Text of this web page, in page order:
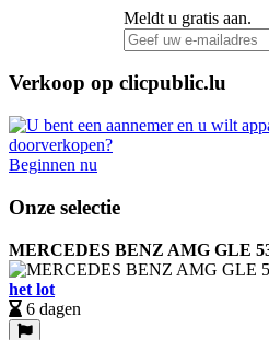
Meldt u gratis aan.
Verkoop op clicpublic.lu
Beginnen nu
Onze selectie
MERCEDES BENZ AMG GLE
het lot
6 dagen